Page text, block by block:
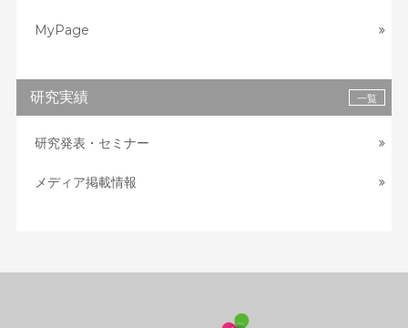
MyPage
研究実績 一覧
研究発表・セミナー
メディア掲載情報